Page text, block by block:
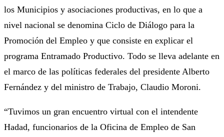
los Municipios y asociaciones productivas, en lo que a
nivel nacional se denomina Ciclo de Diálogo para la
Promoción del Empleo y que consiste en explicar el
programa Entramado Productivo. Todo se lleva adelante en
el marco de las políticas federales del presidente Alberto
Fernández y del ministro de Trabajo, Claudio Moroni.
“Tuvimos un gran encuentro virtual con el intendente
Hadad, funcionarios de la Oficina de Empleo de San